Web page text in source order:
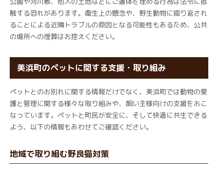
触する恐れがあります。衛生上の懸念や、野生動物に掘り返され
ることによる近隣トラブルの原因となる可能性もあるため、公共
の場所への埋葬はお控えください。
美浜町のペットに関する支援・取り組み
ペットとのお別れに関する情報だけでなく、美浜町では動物の愛
護と管理に関する様々な取り組みや、飼い主様向けの支援をおこ
なっています。ペットと町民が安全に、そして快適に共生できる
よう、以下の情報もあわせてご確認ください。
地域で取り組む野良猫対策